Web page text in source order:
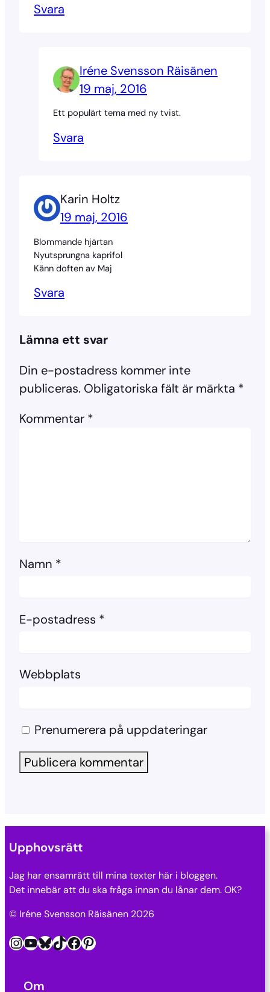
Svara
Iréne Svensson Räisänen
19 maj, 2016
Ett populärt tema med ny tvist.
Svara
Karin Holtz
19 maj, 2016
Blommande hjärtan
Nyutsprungna kaprifol
Känn doften av Maj
Svara
Lämna ett svar
Din e-postadress kommer inte
publiceras. Obligatoriska fält är märkta *
Kommentar *
Namn *
E-postadress *
Webbplats
Prenumerera på uppdateringar
Upphovsrätt
Jag har ensamrätt till mina texter här i bloggen.
Det innebär att du ska fråga innan du lånar dem. OK?
© Iréne Svensson Räisänen 2026
InstagramYouTube Bluesky TikTok Facebook Pinterest
Om